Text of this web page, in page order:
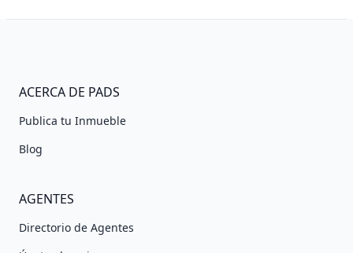
ACERCA DE PADS
Publica tu Inmueble
Blog
AGENTES
Directorio de Agentes